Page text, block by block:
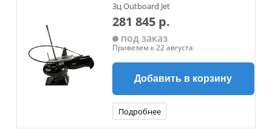
3ц Outboard Jet
281 845 р.
под заказ
Привезем к 22 августа
Добавить в корзину
Подробнее